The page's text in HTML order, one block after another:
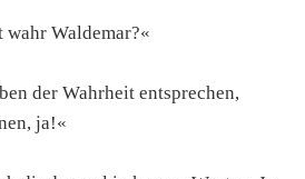
Waldemar?«
der Wahrheit entsprechen,
ja!«